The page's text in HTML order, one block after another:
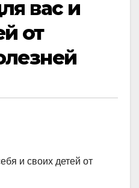
вас и
от
и своих детей от